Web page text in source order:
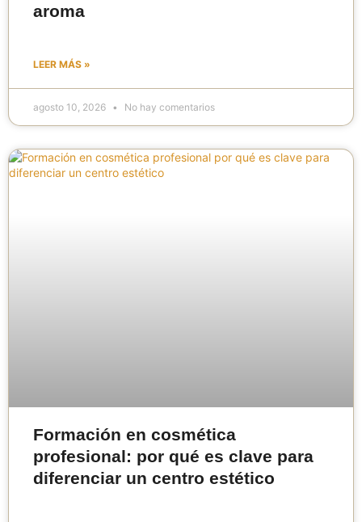
aroma
LEER MÁS »
agosto 10, 2026 No hay comentarios
Formación en cosmética
profesional: por qué es clave para
diferenciar un centro estético